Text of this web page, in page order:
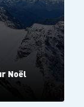
Noël